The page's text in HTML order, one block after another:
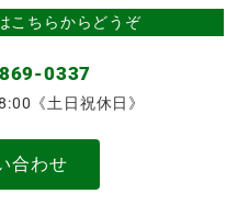
こちらからどうぞ
0337
《土日祝休日》
合わせ